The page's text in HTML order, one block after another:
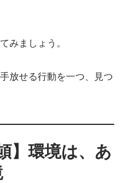
みましょう。
放せる行動を一つ、見つ
】環境は、あ